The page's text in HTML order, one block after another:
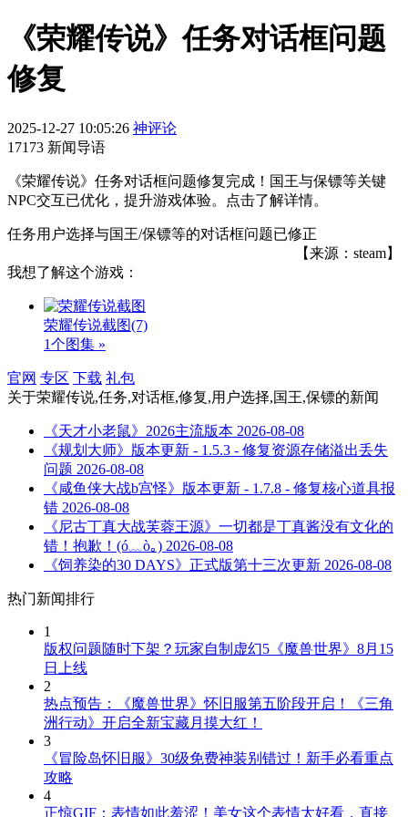
《荣耀传说》任务对话框问题
修复
2025-12-27 10:05:26 神评论
17173 新闻导语
《荣耀传说》任务对话框问题修复完成！国王与保镖等关键
NPC交互已优化，提升游戏体验。点击了解详情。
任务用户选择与国王/保镖等的对话框问题已修正
【来源：steam】
我想了解这个游戏：
荣耀传说截图(7)
1个图集 »
官网 专区 下载 礼包
关于荣耀传说,任务,对话框,修复,用户选择,国王,保镖的新闻
《天才小老鼠》2026主流版本 2026-08-08
《规划大师》版本更新 - 1.5.3 - 修复资源存储溢出丢失
问题 2026-08-08
《咸鱼侠大战b宫怪》版本更新 - 1.7.8 - 修复核心道具报
错 2026-08-08
《尼古丁真大战芙蓉王源》一切都是丁真酱没有文化的
错！抱歉！(ó﹏ò｡) 2026-08-08
《饲养染的30 DAYS》正式版第十三次更新 2026-08-08
热门新闻排行
1
版权问题随时下架？玩家自制虚幻5《魔兽世界》8月15
日上线
2
热点预告：《魔兽世界》怀旧服第五阶段开启！《三角
洲行动》开启全新宝藏月摸大红！
3
《冒险岛怀旧服》30级免费神装别错过！新手必看重点
攻略
4
正惊GIF：表情如此羞涩！美女这个表情太好看，直接